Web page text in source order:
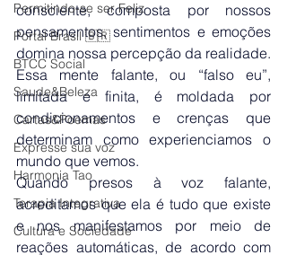
Permitindo-se ser Feliz
Portal Brasil 🇧🇷
BTCC Social
Saude&Beleza
Cartas&Poemas
Expresse sua voz
Harmonia Tao
Terapia Integrativa
Cultura e Sociedade
consciente, composta por nossos
pensamentos, sentimentos e emoções
domina nossa percepção da realidade.
Essa mente falante, ou “falso eu”,
limitada e finita, é moldada por
condicionamentos e crenças que
determinam como experienciamos o
mundo que vemos.
Quando presos à voz falante,
acreditamos que ela é tudo que existe
e nos manifestamos por meio de
reações automáticas, de acordo com